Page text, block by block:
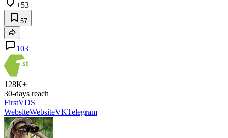
+53
57
103
128K+
30-days reach
FirstVDS
WebsiteWebsiteVKTelegram